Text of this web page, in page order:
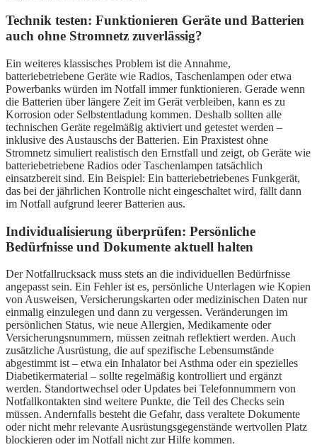
Technik testen: Funktionieren Geräte und Batterien
auch ohne Stromnetz zuverlässig?
Ein weiteres klassisches Problem ist die Annahme,
batteriebetriebene Geräte wie Radios, Taschenlampen oder etwa
Powerbanks würden im Notfall immer funktionieren. Gerade wenn
die Batterien über längere Zeit im Gerät verbleiben, kann es zu
Korrosion oder Selbstentladung kommen. Deshalb sollten alle
technischen Geräte regelmäßig aktiviert und getestet werden –
inklusive des Austauschs der Batterien. Ein Praxistest ohne
Stromnetz simuliert realistisch den Ernstfall und zeigt, ob Geräte wie
batteriebetriebene Radios oder Taschenlampen tatsächlich
einsatzbereit sind. Ein Beispiel: Ein batteriebetriebenes Funkgerät,
das bei der jährlichen Kontrolle nicht eingeschaltet wird, fällt dann
im Notfall aufgrund leerer Batterien aus.
Individualisierung überprüfen: Persönliche
Bedürfnisse und Dokumente aktuell halten
Der Notfallrucksack muss stets an die individuellen Bedürfnisse
angepasst sein. Ein Fehler ist es, persönliche Unterlagen wie Kopien
von Ausweisen, Versicherungskarten oder medizinischen Daten nur
einmalig einzulegen und dann zu vergessen. Veränderungen im
persönlichen Status, wie neue Allergien, Medikamente oder
Versicherungsnummern, müssen zeitnah reflektiert werden. Auch
zusätzliche Ausrüstung, die auf spezifische Lebensumstände
abgestimmt ist – etwa ein Inhalator bei Asthma oder ein spezielles
Diabetikermaterial – sollte regelmäßig kontrolliert und ergänzt
werden. Standortwechsel oder Updates bei Telefonnummern von
Notfallkontakten sind weitere Punkte, die Teil des Checks sein
müssen. Andernfalls besteht die Gefahr, dass veraltete Dokumente
oder nicht mehr relevante Ausrüstungsgegenstände wertvollen Platz
blockieren oder im Notfall nicht zur Hilfe kommen.